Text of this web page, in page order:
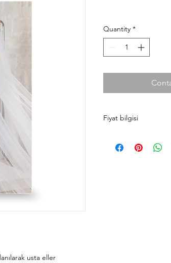
usta eller
Quantity *
Fiyat bilgisi
taksit koşulları ve